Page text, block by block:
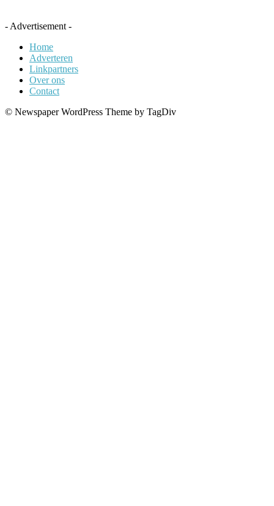
- Advertisement -
Home
Adverteren
Linkpartners
Over ons
Contact
© Newspaper WordPress Theme by TagDiv